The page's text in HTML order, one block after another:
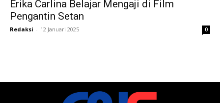
Erika Carlina Belajar Mengaji di Film
Pengantin Setan
Redaksi - 12 Januari 2025 0